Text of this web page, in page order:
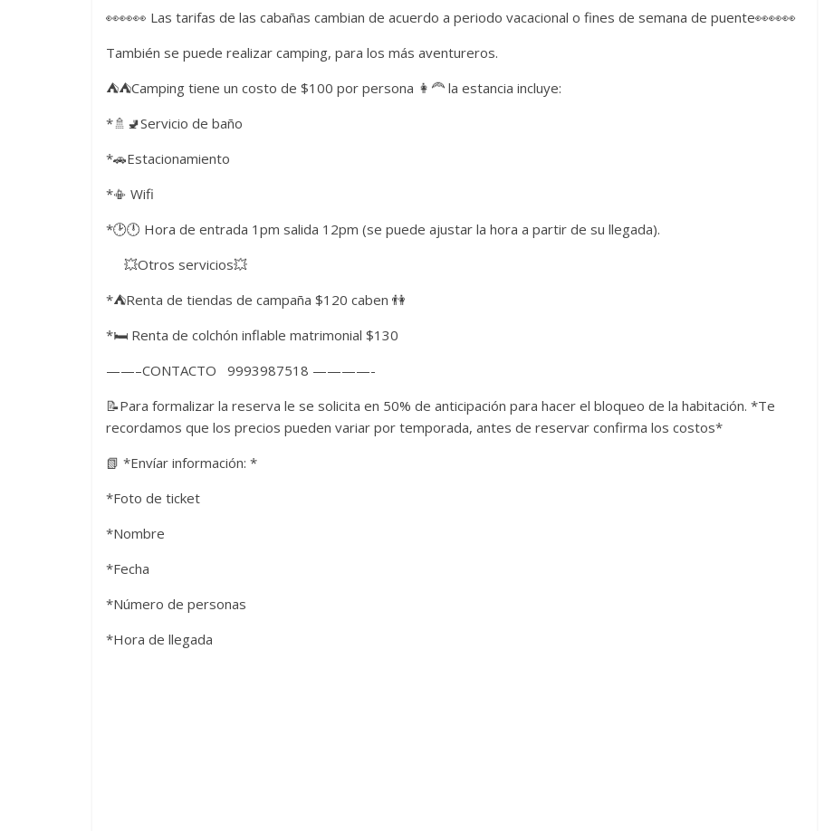
👀👀👀 Las tarifas de las cabañas cambian de acuerdo a periodo vacacional o fines de semana de puente👀👀👀
También se puede realizar camping, para los más aventureros.
⛺⛺Camping tiene un costo de $100 por persona 👩🦰 la estancia incluye:
*🚿🚽Servicio de baño
*🚗Estacionamiento
*📳 Wifi
*🕑🕛 Hora de entrada 1pm salida 12pm (se puede ajustar la hora a partir de su llegada).
💥Otros servicios💥
*⛺Renta de tiendas de campaña $120 caben 👫
*🛏️ Renta de colchón inflable matrimonial $130
——–CONTACTO 9993987518 ————-
📝Para formalizar la reserva le se solicita en 50% de anticipación para hacer el bloqueo de la habitación. *Te
recordamos que los precios pueden variar por temporada, antes de reservar confirma los costos*
📗 *Envíar información: *
*Foto de ticket
*Nombre
*Fecha
*Número de personas
*Hora de llegada